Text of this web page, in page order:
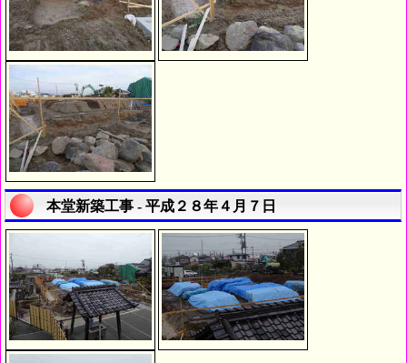
本堂新築工事 - 平成２８年４月７日